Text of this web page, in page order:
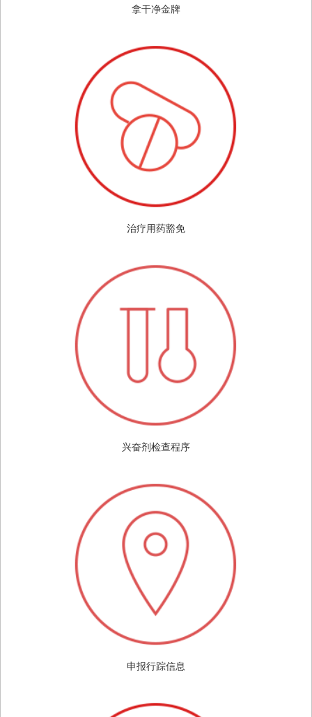
拿干净金牌
治疗用药豁免
兴奋剂检查程序
申报行踪信息